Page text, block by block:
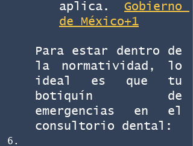
aplica. Gobierno
de México+1
Para estar dentro de
la normatividad, lo
ideal es que tu
botiquín de
emergencias en el
consultorio dental: